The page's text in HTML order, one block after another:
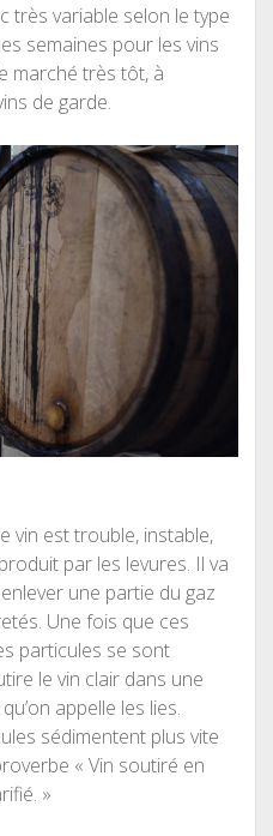
très variable selon le type
semaines pour les vins
marché très tôt, à
de garde.
vin est trouble, instable,
par les levures. Il va
une partie du gaz
Une fois que ces
particules se sont
le vin clair dans une
appelle les lies.
sédimentent plus vite
« Vin soutiré en
»